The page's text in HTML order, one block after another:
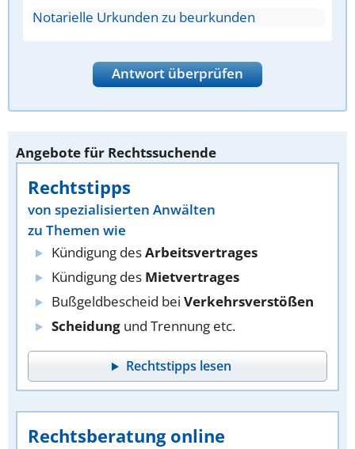
Notarielle Urkunden zu beurkunden
Antwort überprüfen
Angebote für Rechtssuchende
Rechtstipps
von spezialisierten Anwälten
zu Themen wie
Kündigung desArbeitsvertrages
Kündigung des Mietvertrages
Bußgeldbescheid bei Verkehrsverstößen
Scheidung und Trennung etc.
Rechtstipps lesen
Rechtsberatung online